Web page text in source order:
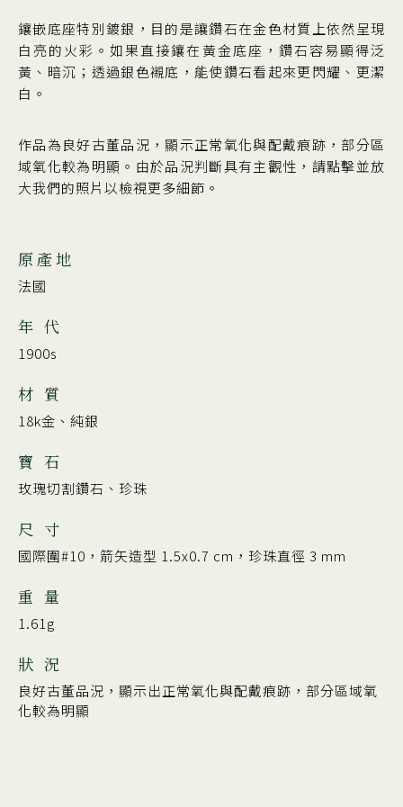
鑲嵌底座特別鍍銀，目的是讓鑽石在金色材質上依然呈現
白亮的火彩。如果直接鑲在黃金底座，鑽石容易顯得泛
黃、暗沉；透過銀色襯底，能使鑽石看起來更閃耀、更潔
白。
作品為良好古董品況，顯示正常氧化與配戴痕跡，部分區
域氧化較為明顯。由於品況判斷具有主觀性，請點擊並放
大我們的照片以檢視更多細節。
原產地
法國
年 代
1900s
材 質
18k金、純銀
寶 石
玫瑰切割鑽石、珍珠
尺 寸
國際圍#10，箭矢造型 1.5x0.7 cm，珍珠直徑 3 mm
重 量
1.61g
狀 況
良好古董品況，顯示出正常氧化與配戴痕跡，部分區域氧
化較為明顯